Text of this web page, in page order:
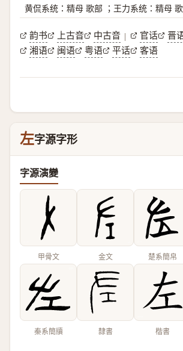
黄侃系统：精母 歌部 ；王力系统：精母 歌
韵书 上古音 中古音 | 官话 晋
湘语
闽语 粤语 平话 客语
左字源字形
字源演變
甲骨文 金文 楚系簡帛
秦系簡牘 隸書 楷書